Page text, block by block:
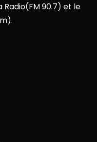
Radio(FM 90.7) et le